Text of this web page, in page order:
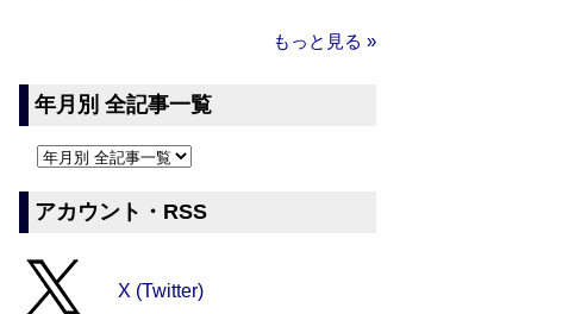
もっと見る »
年月別 全記事一覧
アカウント・RSS
X (Twitter)